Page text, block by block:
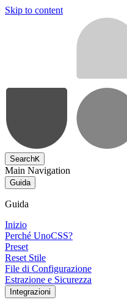
Skip to content
SearchK
Main Navigation
Guida
Guida
Inizio
Perché UnoCSS?
Preset
Reset Stile
File di Configurazione
Estrazione e Sicurezza
Integrazioni